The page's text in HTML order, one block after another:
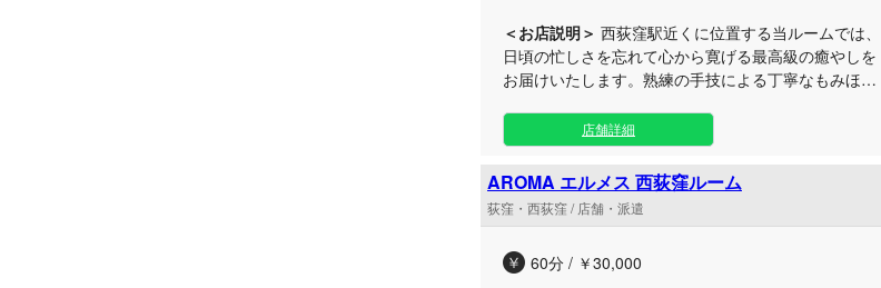
＜お店説明＞ 西荻窪駅近くに位置する当ルームでは、
日頃の忙しさを忘れて心から寛げる最高級の癒やしを
お届けいたします。熟練の手技による丁寧なもみほぐ
解きほぐす至福の体験をご堪能ください。 当店は、静
かな時間を大切にしたい大人の方やお仕事帰りのビジ
ネスマンの方に最適な、落ち着いたプライベート空間
をご用意しております。周囲を気にせず過ごせるプラ
イベート感あふれるお部屋で、心身ともに満たされる
回りや、休日のお出かけの合間のリフレッシュなど、
店舗詳細
AROMA エルメス 西荻窪ルーム
荻窪・西荻窪 / 店舗・派遣
60分 / ￥30,000